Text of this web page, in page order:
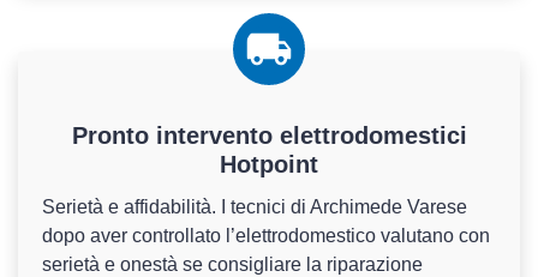
Pronto intervento elettrodomestici
Hotpoint
Serietà e affidabilità. I tecnici di Archimede Varese
dopo aver controllato l’elettrodomestico valutano con
serietà e onestà se consigliare la riparazione